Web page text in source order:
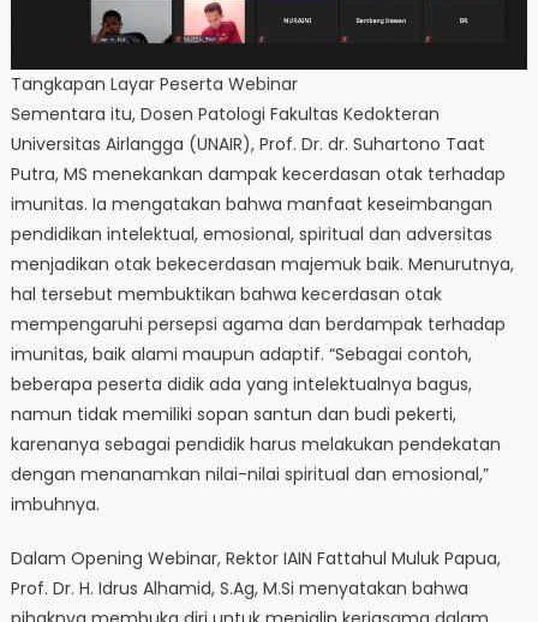
Tangkapan Layar Peserta Webinar
Sementara itu, Dosen Patologi Fakultas Kedokteran
Universitas Airlangga (UNAIR), Prof. Dr. dr. Suhartono Taat
Putra, MS menekankan dampak kecerdasan otak terhadap
imunitas. Ia mengatakan bahwa manfaat keseimbangan
pendidikan intelektual, emosional, spiritual dan adversitas
menjadikan otak bekecerdasan majemuk baik. Menurutnya,
hal tersebut membuktikan bahwa kecerdasan otak
mempengaruhi persepsi agama dan berdampak terhadap
imunitas, baik alami maupun adaptif. “Sebagai contoh,
beberapa peserta didik ada yang intelektualnya bagus,
namun tidak memiliki sopan santun dan budi pekerti,
karenanya sebagai pendidik harus melakukan pendekatan
dengan menanamkan nilai-nilai spiritual dan emosional,”
imbuhnya.
Dalam Opening Webinar, Rektor IAIN Fattahul Muluk Papua,
Prof. Dr. H. Idrus Alhamid, S.Ag, M.Si menyatakan bahwa